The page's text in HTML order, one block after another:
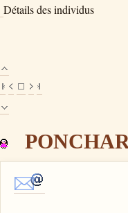
Détails des individus